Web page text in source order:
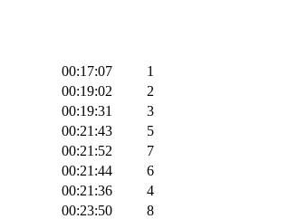
00:17:07
1
00:19:02
2
00:19:31
3
00:21:43
5
00:21:52
7
00:21:44
6
00:21:36
4
00:23:50 8